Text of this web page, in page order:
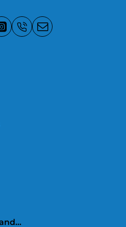
Historique des commandes